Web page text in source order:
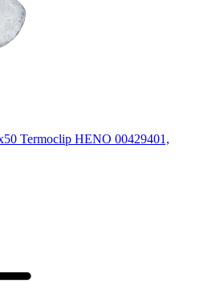
Termoclip HENO 00429401,